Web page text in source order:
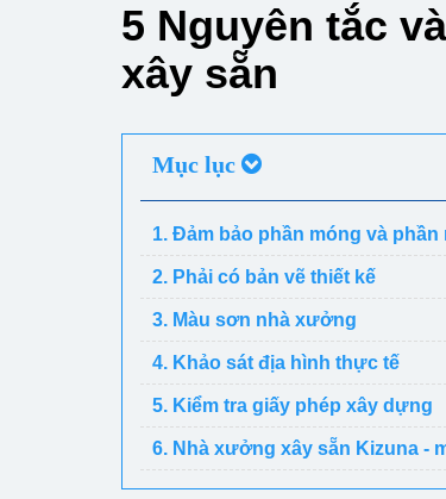
5 Nguyên tắc
xây sẵn
Mục lục
1. Đảm bảo phần móng và
2. Phải có bản vẽ thiết kế
3. Màu sơn nhà xưởng
4. Khảo sát địa hình thực tế
5. Kiểm tra giấy phép xây dựng
6. Nhà xưởng xây sẵn Kizuna -